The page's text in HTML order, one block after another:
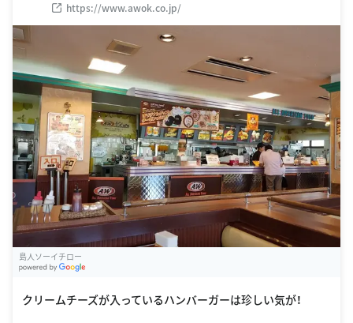
https://www.awok.co.jp/
島人ソーイチロー
クリームチーズが入っているハンバーガーは珍しい気が！